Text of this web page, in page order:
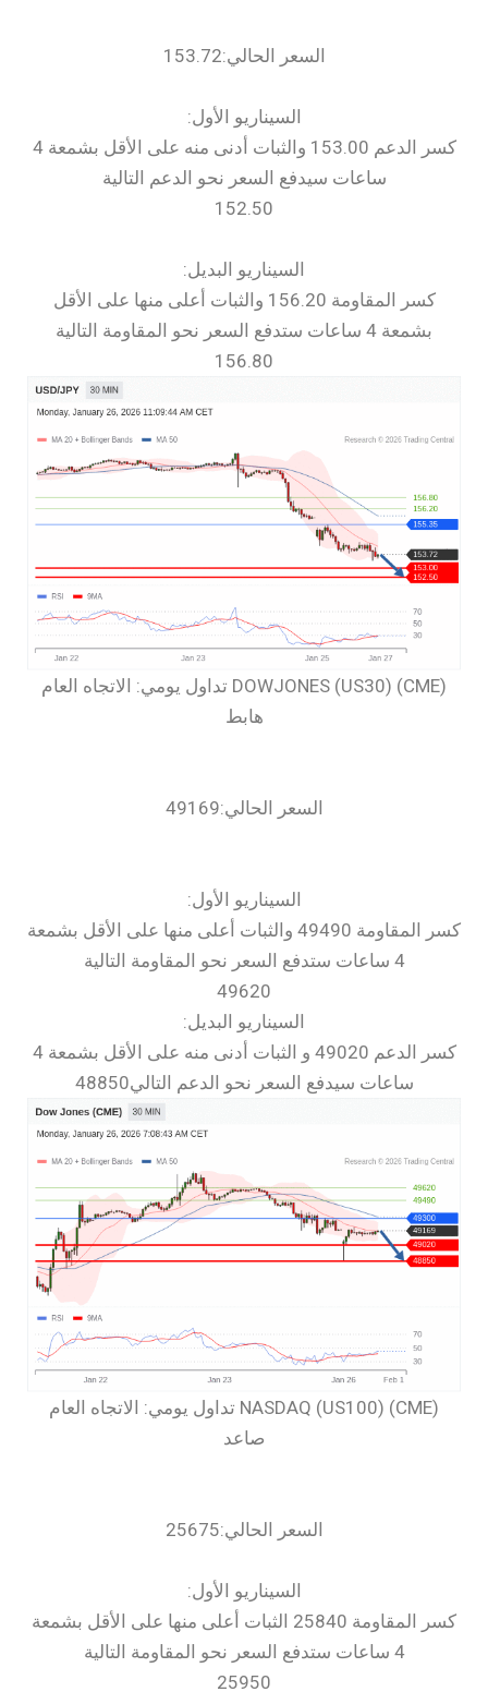
السعر الحالي:153.72
السيناريو الأول:
كسر الدعم 153.00 والثبات أدنى منه على الأقل بشمعة 4
ساعات سيدفع السعر نحو الدعم التالية
152.50
السيناريو البديل:
كسر المقاومة 156.20 والثبات أعلى منها على الأقل
بشمعة 4 ساعات ستدفع السعر نحو المقاومة التالية
156.80
‏DOWJONES (US30) (CME) تداول يومي: الاتجاه العام
هابط
السعر الحالي:49169
السيناريو الأول:
كسر المقاومة 49490 والثبات أعلى منها على الأقل بشمعة
4 ساعات ستدفع السعر نحو المقاومة التالية
49620
السيناريو البديل:
كسر الدعم 49020 و الثبات أدنى منه على الأقل بشمعة 4
ساعات سيدفع السعر نحو الدعم التالي48850
‏NASDAQ (US100) (CME) تداول يومي: الاتجاه العام
صاعد
السعر الحالي:25675
السيناريو الأول:
كسر المقاومة 25840 الثبات أعلى منها على الأقل بشمعة
4 ساعات ستدفع السعر نحو المقاومة التالية
25950